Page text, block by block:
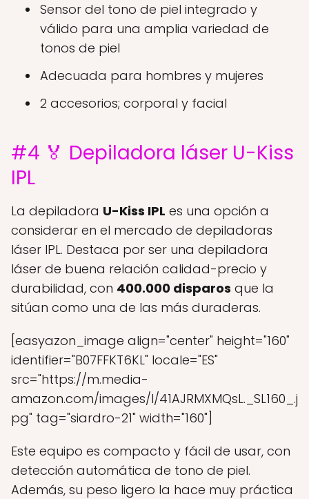
Sensor del tono de piel integrado y
válido para una amplia variedad de
tonos de piel
Adecuada para hombres y mujeres
2 accesorios; corporal y facial
#4 🏅 Depiladora láser U-Kiss
IPL
La depiladora U-Kiss IPL es una opción a
considerar en el mercado de depiladoras
láser IPL. Destaca por ser una depiladora
láser de buena relación calidad-precio y
durabilidad, con 400.000 disparos que la
sitúan como una de las más duraderas.
[easyazon_image align="center" height="160"
identifier="B07FFKT6KL" locale="ES"
src="https://m.media-
amazon.com/images/I/41AJRMXMQsL._SL160_.j
pg" tag="siardro-21" width="160"]
Este equipo es compacto y fácil de usar, con
detección automática de tono de piel.
Además, su peso ligero la hace muy práctica